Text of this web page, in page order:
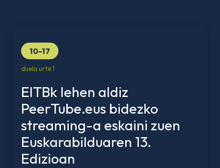
10-17
duela urte 1
EITBk lehen aldiz
PeerTube.eus bidezko
streaming-a eskaini zuen
Euskarabilduaren 13.
Edizioan